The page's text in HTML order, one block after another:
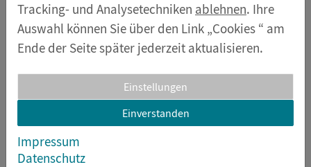
Tracking- und Analysetechniken ablehnen. Ihre
Auswahl können Sie über den Link „Cookies “ am
Ende der Seite später jederzeit aktualisieren.
Einstellungen
Einverstanden
Impressum
Datenschutz